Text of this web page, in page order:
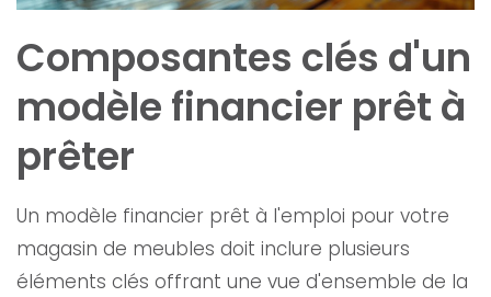
Composantes clés d'un
modèle financier prêt à
prêter
Un modèle financier prêt à l'emploi pour votre
magasin de meubles doit inclure plusieurs
éléments clés offrant une vue d'ensemble de la